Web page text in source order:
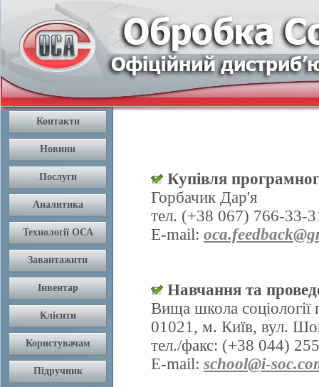
Купівля
Горбачик Дар'я
тел. (+38 067) 766-33-
E-mail:
Навчання та
Вища школа соціології
01021, м. Київ, вул.
тел./факс: (+38 044)
E-mail: school@i-